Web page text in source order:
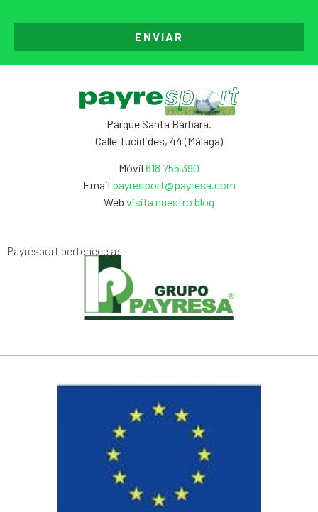
ENVIAR
Parque Santa Bárbara.
Calle Tucidides, 44 (Málaga)
Móvil 618 755 390
Email payresport@payresa.com
Web visita nuestro blog
Payresport pertenece a: